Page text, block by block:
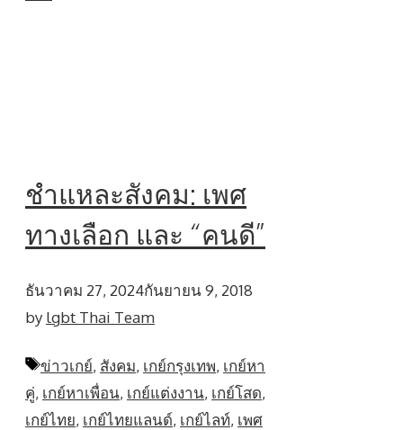
ชำแหละสังคม: เพศ
ทางเลือก และ “คนดี”
ธันวาคม 27, 2024กันยายน 9, 2018
by lgbt Thai Team
Tags
ข่าวเกย์, สังคม, เกย์กรุงเทพ, เกย์หา
คู่, เกย์หาเพื่อน, เกย์แต่งงาน, เกย์โสด,
เกย์ไทย, เกย์ไทยแลนด์, เกย์ไลท์, เพศ